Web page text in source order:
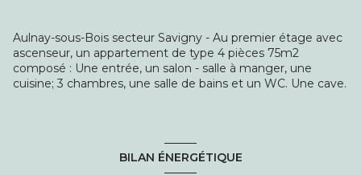
Aulnay-sous-Bois secteur Savigny - Au premier étage avec
ascenseur, un appartement de type 4 pièces 75m2
composé : Une entrée, un salon - salle à manger, une
cuisine; 3 chambres, une salle de bains et un WC. Une cave.
BILAN ÉNERGÉTIQUE